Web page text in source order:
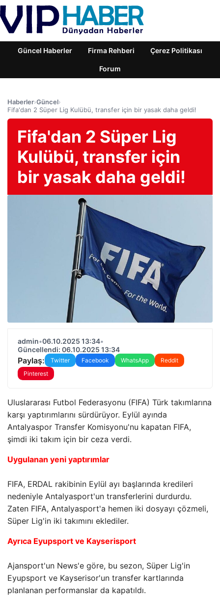
Güncel Haberler Firma Rehberi Çerez Politikası
Forum
Haberler›Güncel›
Fifa'dan 2 Süper Lig Kulübü, transfer için bir yasak daha geldi!
Fifa'dan 2 Süper Lig
Kulübü, transfer için
bir yasak daha geldi!
admin•06.10.2025 13:34•
Güncellendi: 06.10.2025 13:34
Paylaş: Twitter Facebook WhatsApp
Reddit
Pinterest
Uluslararası Futbol Federasyonu (FIFA) Türk takımlarına
karşı yaptırımlarını sürdürüyor. Eylül ayında
Antalyaspor Transfer Komisyonu'nu kapatan FIFA,
şimdi iki takım için bir ceza verdi.
Uygulanan yeni yaptırımlar
FIFA, ERDAL rakibinin Eylül ayı başlarında kredileri
nedeniyle Antalyasport'un transferlerini durdurdu.
Zaten FIFA, Antalyasport'a hemen iki dosyayı çözmeli,
Süper Lig'in iki takımını eklediler.
Ayrıca Eyupsport ve Kayserisport
Ajansport'un News'e göre, bu sezon, Süper Lig'in
Eyupsport ve Kayserisor'un transfer kartlarında
planlanan performanslar da kapatıldı.